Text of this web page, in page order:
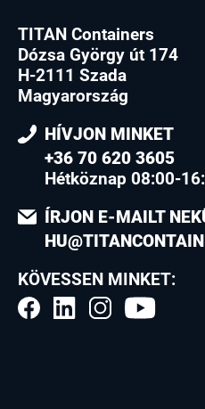
TITAN Containers
Dózsa György út 174
H-2111 Szada
Magyarország
HÍVJON MINKET
+36 70 620 3605
Hétköznap 08:00-
ÍRJON E-MAILT
KÖVESSEN MINKET: